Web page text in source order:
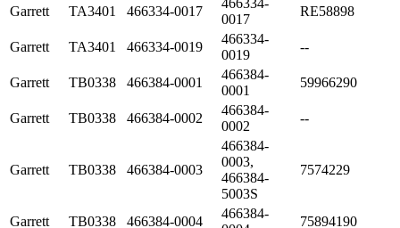
Garrett TA3401 466334-0017
0017
RE58898
Garrett TA3401 466334-0019
466334-
0019
--
Garrett TB0338 466384-0001
466384-
0001
59966290
Garrett TB0338 466384-0002
466384-
0002
--
Garrett TB0338 466384-0003
466384-
0003,
466384-
5003S
7574229
Garrett TB0338 466384-0004
466384-
75894190